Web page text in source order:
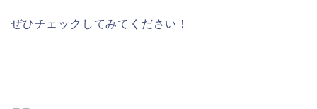
ぜひチェックしてみてください！